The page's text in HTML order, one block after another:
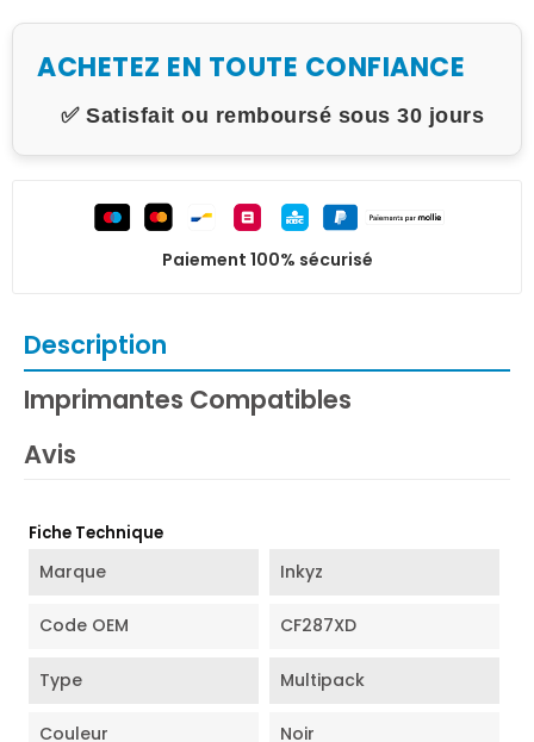
ACHETEZ EN TOUTE CONFIANCE
✅ Satisfait ou remboursé sous 30 jours
Paiement 100% sécurisé
Description
Imprimantes Compatibles
Avis
Fiche Technique
Marque Inkyz
Code OEM CF287XD
Type Multipack
Couleur Noir